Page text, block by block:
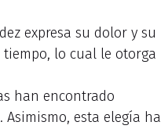
expresa su dolor y su
lo cual le otorga
han encontrado
esta elegía ha